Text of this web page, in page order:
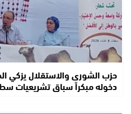
حزب الشورى والاستقلال يزكي
دخوله مبكراً سباق تشريعيات